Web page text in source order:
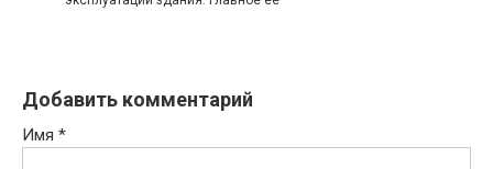
Добавить комментарий
Имя *